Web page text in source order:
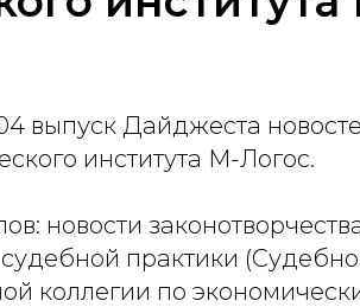
выпуск Дайджеста
института М-Логос.
новости
практики
коллегии по